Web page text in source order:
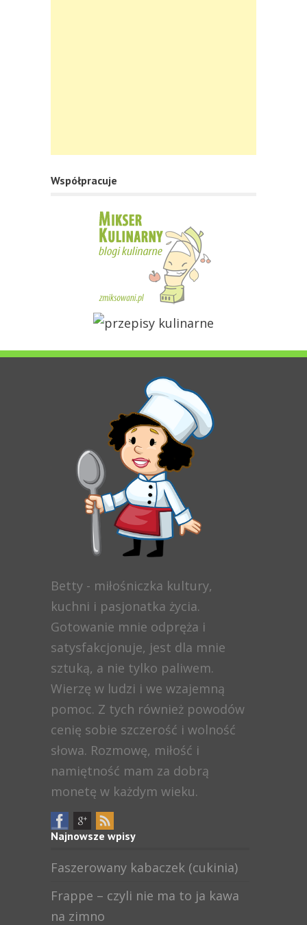
Współpracuje
Betty - miłośniczka kultury,
kuchni i pasjonatka życia.
Gotowanie mnie odpręża i
satysfakcjonuje, jest dla mnie
sztuką, a nie tylko paliwem.
Wierzę w ludzi i we wzajemną
pomoc. Z tych również powodów
cenię sobie szczerość i wolność
słowa. Rozmowę, miłość i
namiętność mam za dobrą
monetę w każdym wieku.
Najnowsze wpisy
Faszerowany kabaczek (cukinia)
Frappe – czyli nie ma to ja kawa
na zimno